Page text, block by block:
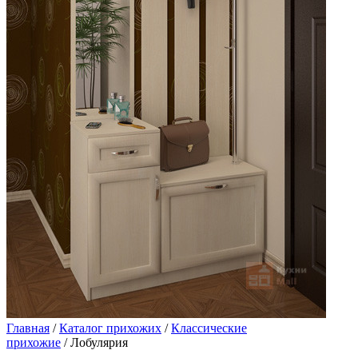
Главная /Каталог прихожих /Классические
прихожие / Лобулярия